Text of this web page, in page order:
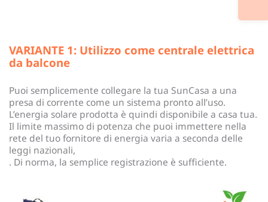
VARIANTE 1: Utilizzo come centrale elettrica
da balcone
Puoi semplicemente collegare la tua SunCasa a una
presa di corrente come un sistema pronto all’uso.
L’energia solare prodotta è quindi disponibile a casa tua.
Il limite massimo di potenza che puoi immettere nella
rete del tuo fornitore di energia varia a seconda delle
leggi nazionali,
. Di norma, la semplice registrazione è sufficiente.